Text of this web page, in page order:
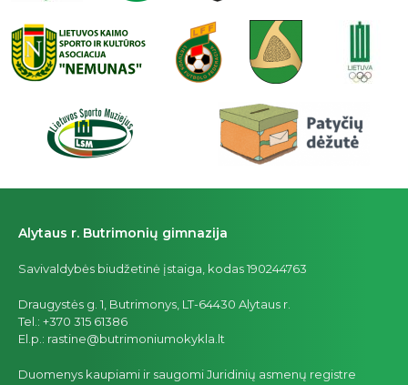
Alytaus r. Butrimonių gimnazija
Savivaldybės biudžetinė įstaiga, kodas 190244763
Draugystės g. 1, Butrimonys, LT-64430 Alytaus r.
Tel.: +370 315 61386
El.p.: rastine@butrimoniumokykla.lt
Duomenys kaupiami ir saugomi Juridinių asmenų registre